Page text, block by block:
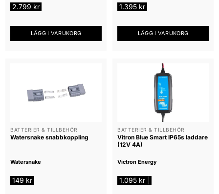
2.799 kr
LÄGG I VARUKORG
1.395 kr
LÄGG I VARUKORG
BATTERIER & TILLBEHÖR
Watersnake snabbkoppling
Watersnake
149 kr
BATTERIER & TILLBEHÖR
Vitron Blue Smart IP65s laddare
(12V 4A)
Victron Energy
1.095 kr